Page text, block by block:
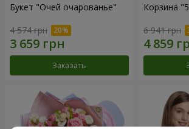
Букет "Очей очарованье"
4 574 грн
Заказать
Корзина
6 941 грн